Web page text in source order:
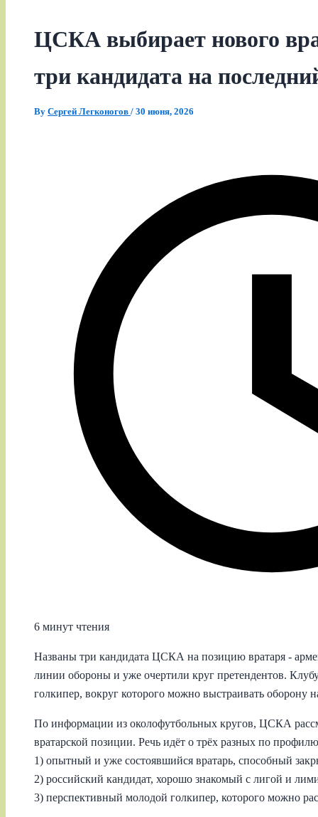
ЦСКА выбирает нового
три кандидата на
By Сергей Легконогов / 30 июня, 2026
6 минут чтения
Названы три кандидата ЦСКА на позицию вратаря -
линии обороны и уже очертили круг претендентов.
голкипер, вокруг которого можно выстраивать оборону
По информации из околофутбольных кругов, ЦСКА
вратарской позиции. Речь идёт о трёх разных по
1) опытный и уже состоявшийся вратарь, способный
2) российский кандидат, хорошо знакомый с лигой и
3) перспективный молодой голкипер, которого можно